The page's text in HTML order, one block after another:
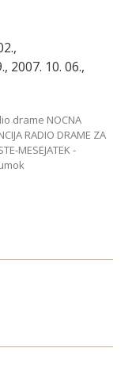
2007. 10. 06.,
drame NOCNA
RADIO DRAME ZA
MESEJATEK -